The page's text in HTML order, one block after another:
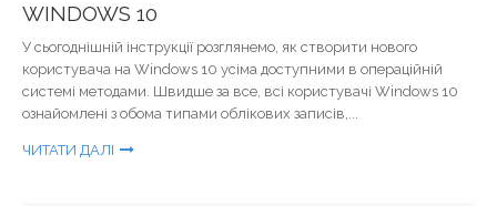
WINDOWS 10
У сьогоднішній інструкції розглянемо, як створити нового
користувача на Windows 10 усіма доступними в операційній
системі методами. Швидше за все, всі користувачі Windows 10
ознайомлені з обома типами облікових записів,...
ЧИТАТИ ДАЛІ